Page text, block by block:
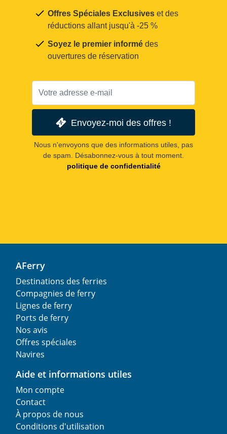
Offres Spéciales Exclusives et des
réductions allant jusqu'à -25 %
Soyez le premier informé des
ouvertures de réservation
Envoyez-moi des offres !
Nous n'envoyons que des informations utiles, pas
de spam. Désabonnez-vous à tout moment.
politique de confidentialité
AFerry
Destinations des ferries
Compagnies de ferry
Lignes de ferry
Ports de ferry
Nos avis
Offres spéciales
Navires
Aide et informations utiles
Mon compte
Contact
À propos de nous
Conditions d'utilisation